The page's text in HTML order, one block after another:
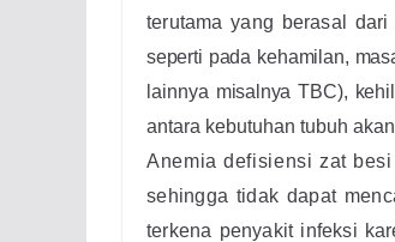
terutama yang berasal
seperti pada kehamilan,
lainnya misalnya TBC),
antara kebutuhan tubuh
Anemia defisiensi zat
sehingga tidak dapat
terkena penyakit infeksi